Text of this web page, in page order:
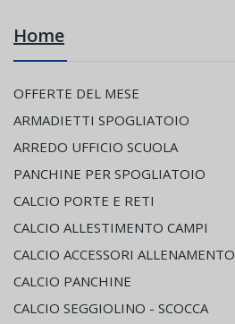
Home
OFFERTE DEL MESE
ARMADIETTI SPOGLIATOIO
ARREDO UFFICIO SCUOLA
PANCHINE PER SPOGLIATOIO
CALCIO PORTE E RETI
CALCIO ALLESTIMENTO CAMPI
CALCIO ACCESSORI ALLENAMENTO
CALCIO PANCHINE
CALCIO SEGGIOLINO - SCOCCA